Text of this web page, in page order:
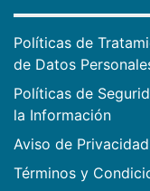
Políticas de
de Datos
Políticas de
la Información
Aviso de Privacidad
Términos y